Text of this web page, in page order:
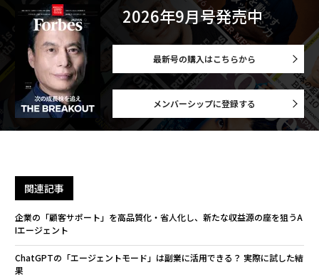
2026年9月号発売中
最新号の購入はこちらから
メンバーシップに登録する
関連記事
企業の「顧客サポート」を高品質化・省人化し、新たな収益源の座を狙うA
Iエージェント
ChatGPTの「エージェントモード」は副業に活用できる？ 実際に試した結
果